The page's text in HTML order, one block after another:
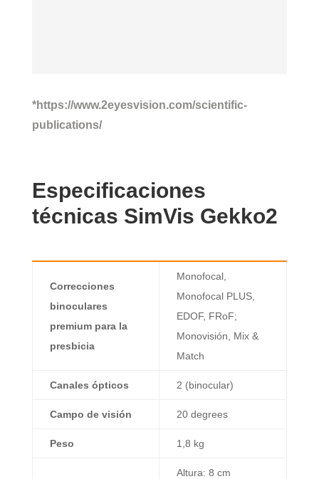
*https://www.2eyesvision.com/scientific-
publications/
Especificaciones
técnicas SimVis Gekko2
Correcciones
binoculares
premium para la
presbicia
Monofocal,
Monofocal PLUS,
EDOF, FRoF;
Monovisión
Mix&
Match
Canales ópticos 2 (binocular)
Campo de visión 20 degrees
Peso 1,8 kg
Altura: 8 cm